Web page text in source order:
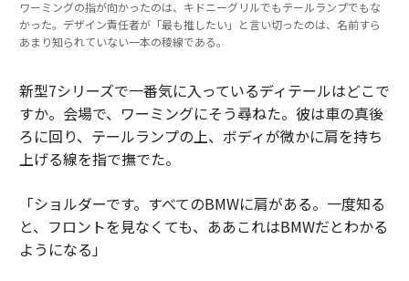
ワーミングの指が向かったのは、キドニーグリルでもテールランプでもな
かった。デザイン責任者が「最も推したい」と言い切ったのは、名前すら
あまり知られていない一本の稜線である。
新型7シリーズで一番気に入っているディテールはどこで
すか。会場で、ワーミングにそう尋ねた。彼は車の真後
ろに回り、テールランプの上、ボディが微かに肩を持ち
上げる線を指で撫でた。
「ショルダーです。すべてのBMWに肩がある。一度知る
と、フロントを見なくても、ああこれはBMWだとわかる
ようになる」